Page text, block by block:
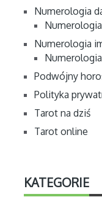
Numerologia
Numerologia
Podwójny
Polityka
Tarot na dziś
Tarot online
KATEGORIE